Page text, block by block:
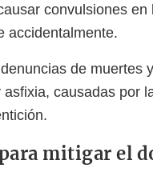
convulsiones
accidentalmente.
de muertes
causadas por
mitigar el